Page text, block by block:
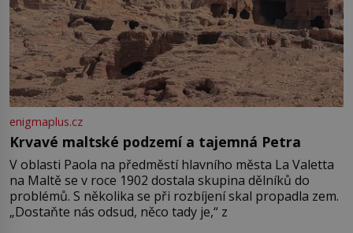
enigmaplus.cz
Krvavé maltské podzemí a tajemná Petra
V oblasti Paola na předměstí hlavního města La Valetta
na Maltě se v roce 1902 dostala skupina dělníků do
problémů. S několika se při rozbíjení skal propadla zem.
„Dostaňte nás odsud, něco tady je,“ z